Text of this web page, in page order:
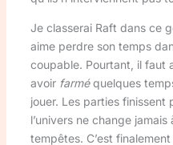
Je classerai Raft dans ce
aime perdre son temps
coupable. Pourtant, il faut
avoir farméquelques
jouer. Les parties finissent
l’univers ne change
tempêtes. C’est